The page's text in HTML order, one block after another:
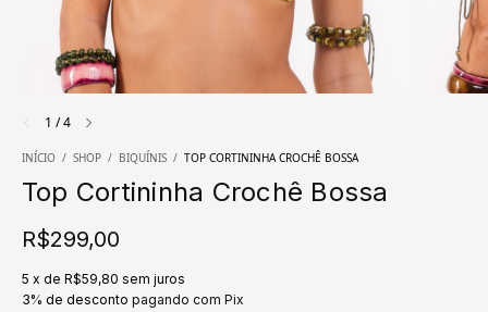
1 /4
INÍCIO / SHOP / BIQUÍNIS / TOP CORTININHA CROCHÊ BOSSA
Top Cortininha Crochê Bossa
R$299,00
5 x de R$59,80 sem juros
3% de desconto pagando com Pix